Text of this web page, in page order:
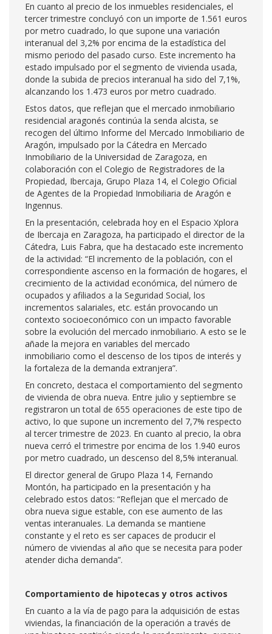
En cuanto al precio de los inmuebles residenciales, el
tercer trimestre concluyó con un importe de 1.561 euros
por metro cuadrado, lo que supone una variación
interanual del 3,2% por encima de la estadística del
mismo periodo del pasado curso. Este incremento ha
estado impulsado por el segmento de vivienda usada,
donde la subida de precios interanual ha sido del 7,1%,
alcanzando los 1.473 euros por metro cuadrado.
Estos datos, que reflejan que el mercado inmobiliario
residencial aragonés continúa la senda alcista, se
recogen del último Informe del Mercado Inmobiliario de
Aragón, impulsado por la Cátedra en Mercado
Inmobiliario de la Universidad de Zaragoza, en
colaboración con el Colegio de Registradores de la
Propiedad, Ibercaja, Grupo Plaza 14, el Colegio Oficial
de Agentes de la Propiedad Inmobiliaria de Aragón e
Ingennus.
En la presentación, celebrada hoy en el Espacio Xplora
de Ibercaja en Zaragoza, ha participado el director de la
Cátedra, Luis Fabra, que ha destacado este incremento
de la actividad: “El incremento de la población, con el
correspondiente ascenso en la formación de hogares, el
crecimiento de la actividad económica, del número de
ocupados y afiliados a la Seguridad Social, los
incrementos salariales, etc. están provocando un
contexto socioeconómico con un impacto favorable
sobre la evolución del mercado inmobiliario. A esto se le
añade la mejora en variables del mercado
inmobiliario como el descenso de los tipos de interés y
la fortaleza de la demanda extranjera”.
En concreto, destaca el comportamiento del segmento
de vivienda de obra nueva. Entre julio y septiembre se
registraron un total de 655 operaciones de este tipo de
activo, lo que supone un incremento del 7,7% respecto
al tercer trimestre de 2023. En cuanto al precio, la obra
nueva cerró el trimestre por encima de los 1.940 euros
por metro cuadrado, un descenso del 8,5% interanual.
El director general de Grupo Plaza 14, Fernando
Montón, ha participado en la presentación y ha
celebrado estos datos: “Reflejan que el mercado de
obra nueva sigue estable, con ese aumento de las
ventas interanuales. La demanda se mantiene
constante y el reto es ser capaces de producir el
número de viviendas al año que se necesita para poder
atender dicha demanda”.
Comportamiento de hipotecas y otros activos
En cuanto a la vía de pago para la adquisición de estas
viviendas, la financiación de la operación a través de